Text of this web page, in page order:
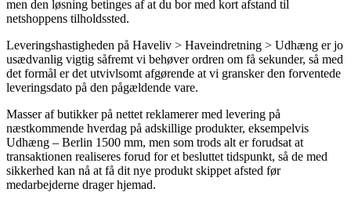
men den løsning betinges af at du bor med kort afstand til
netshoppens tilholdssted.
Leveringshastigheden på Haveliv > Haveindretning > Udhæng er jo
usædvanlig vigtig såfremt vi behøver ordren om få sekunder, så med
det formål er det utvivlsomt afgørende at vi gransker den forventede
leveringsdato på den pågældende vare.
Masser af butikker på nettet reklamerer med levering på
næstkommende hverdag på adskillige produkter, eksempelvis
Udhæng – Berlin 1500 mm, men som trods alt er forudsat at
transaktionen realiseres forud for et besluttet tidspunkt, så de med
sikkerhed kan nå at få dit nye produkt skippet afsted før
medarbejderne drager hjemad.